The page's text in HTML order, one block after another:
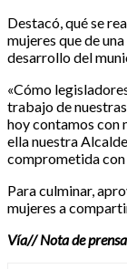
Destacó, qué se
mujeres que de
desarrollo del
«Cómo
trabajo de
hoy contamos con
ella nuestra
comprometida con
Para culminar,
mujeres a
Vía// Nota de prensa